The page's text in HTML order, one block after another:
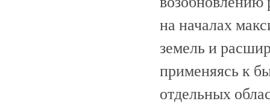
на началах
земель и
применяясь к
отдельных